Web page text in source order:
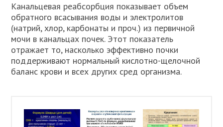
Канальцевая реабсорбция показывает объем
обратного всасывания воды и электролитов
(натрий, хлор, карбонаты и проч.) из первичной
мочи в канальцах почек. Этот показатель
отражает то, насколько эффективно почки
поддерживают нормальный кислотно-щелочной
баланс крови и всех других сред организма.